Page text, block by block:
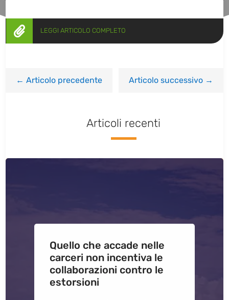
 LEGGI ARTICOLO COMPLETO
←Articolo precedente Articolo successivo→
Articoli recenti
Quello che accade nelle
carceri non incentiva le
collaborazioni contro le
estorsioni